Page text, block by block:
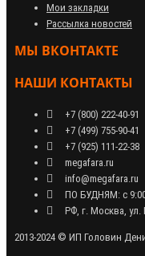
Мои закладки
Рассылка новостей
МЫ ВКОНТАКТЕ
НАШИ КОНТАКТЫ
+7 (800) 222-40-91
+7 (499) 755-90-41
+7 (925) 111-22-38
megafara.ru
info@megafara.ru
ПО БУДНЯМ: с
РФ, г. Москва, ул.
2013-2024 © ИП Головин